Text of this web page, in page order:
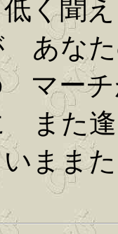
く聞
あな
マー
また
まま